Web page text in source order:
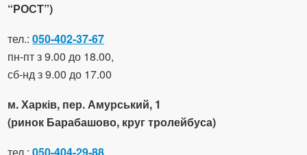
“РОСТ”)
тел.: 050-402-37-67
пн-пт з 9.00 до 18.00,
сб-нд з 9.00 до 17.00
м. Харків, пер. Амурський, 1
(ринок Барабашово, круг тролейбуса)